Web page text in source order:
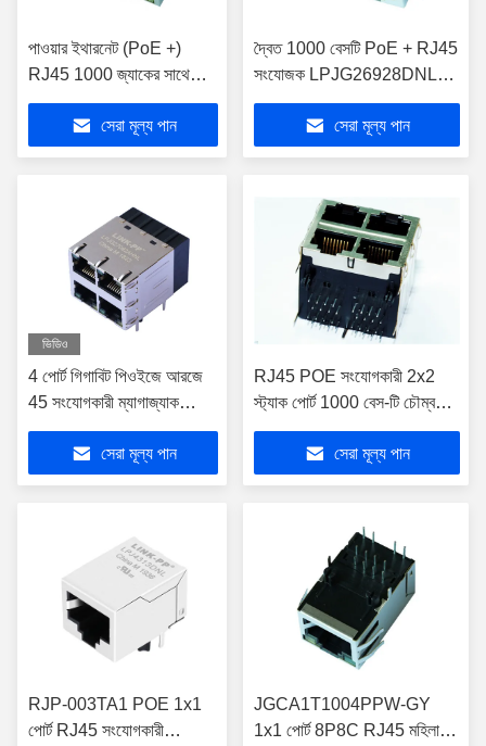
পাওয়ার ইথারনেট (PoE +)
RJ45 1000 জ্যাকের সাথে
জ্যাক IEEE 802.3af
LPJG26928BENL
সেরা মূল্য পান
দ্বৈত 1000 বেসটি PoE + RJ45
সংযোজক LPJG26928DNL
নিচে LED ট্যাব ছাড়াই
সেরা মূল্য পান
ভিডিও
4 পোর্ট গিগাবিট পিওইজে আরজে
45 সংযোগকারী ম্যাগাজ্যাক
1000 বেস-টি LED
LPJG27082AHNL
সেরা মূল্য পান
RJ45 POE সংযোগকারী 2x2
স্ট্যাক পোর্ট 1000 বেস-টি চৌম্বক
LPJG27082CNL
সেরা মূল্য পান
RJP-003TA1 POE 1x1
পোর্ট RJ45 সংযোগকারী
JGCA1T1004PPW-GY
1x1 পোর্ট 8P8C RJ45 মহিলা